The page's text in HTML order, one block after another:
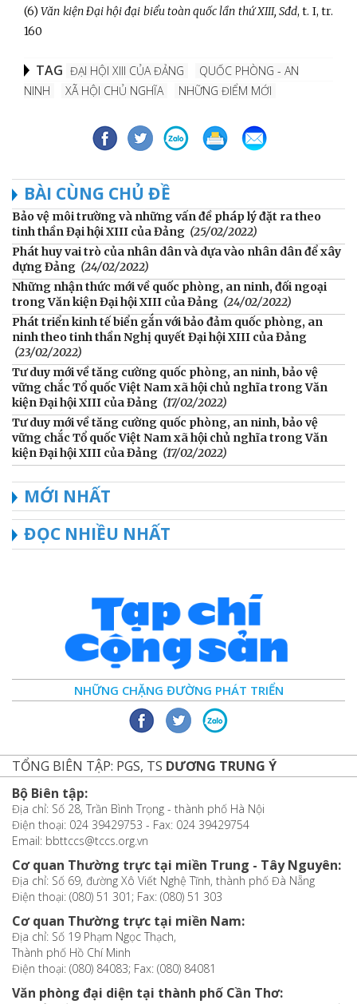
(6)Văn kiện Đại hội đại biểu toàn quốc lần thứ XIII, Sđd, t. I, tr.
160
TAG ĐẠI HỘI XIII CỦA ĐẢNG
QUỐC PHÒNG - AN
NINH
XÃ HỘI CHỦ NGHĨA NHỮNG ĐIỂM MỚI
BÀI CÙNG CHỦ ĐỀ
Bảo vệ môi trường và những vấn đề pháp lý đặt ra theo
tinh thần Đại hội XIII của Đảng (25/02/2022)
Phát huy vai trò của nhân dân và dựa vào nhân dân để xây
dựng Đảng (24/02/2022)
Những nhận thức mới về quốc phòng, an ninh, đối ngoại
trong Văn kiện Đại hội XIII của Đảng (24/02/2022)
Phát triển kinh tế biển gắn với bảo đảm quốc phòng, an
ninh theo tinh thần Nghị quyết Đại hội XIII của Đảng
(23/02/2022)
Tư duy mới về tăng cường quốc phòng, an ninh, bảo vệ
vững chắc Tổ quốc Việt Nam xã hội chủ nghĩa trong Văn
kiện Đại hội XIII của Đảng (17/02/2022)
Tư duy mới về tăng cường quốc phòng, an ninh, bảo vệ
vững chắc Tổ quốc Việt Nam xã hội chủ nghĩa trong Văn
kiện Đại hội XIII của Đảng (17/02/2022)
MỚI NHẤT
ĐỌC NHIỀU NHẤT
NHỮNG CHẶNG ĐƯỜNG PHÁT TRIỂN
TỔNG BIÊN TẬP: PGS, TS DƯƠNG TRUNG Ý
Bộ Biên tập:
Địa chỉ: Số 28, Trần Bình Trọng - thành phố Hà Nội
Điện thoại: 024 39429753 - Fax: 024 39429754
Email: bbttccs@tccs.org.vn
Cơ quan Thường trực tại miền Trung - Tây Nguyên:
Địa chỉ: Số 69, đường Xô Viết Nghệ Tĩnh, thành phố Đà Nẵng
Điện thoại: (080) 51 301; Fax: (080) 51 303
Cơ quan Thường trực tại miền Nam:
Địa chỉ: Số 19 Phạm Ngọc Thạch,
Thành phố Hồ Chí Minh
Điện thoại: (080) 84083; Fax: (080) 84081
Văn phòng đại diện tại thành phố Cần Thơ: